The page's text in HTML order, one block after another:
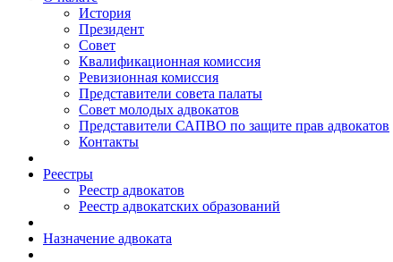
История
Президент
Совет
Квалификационная комиссия
Ревизионная комиссия
Представители совета палаты
Совет молодых адвокатов
Представители САПВО по защите прав адвокатов
Контакты
Реестры
Реестр адвокатов
Реестр адвокатских образований
Назначение адвоката